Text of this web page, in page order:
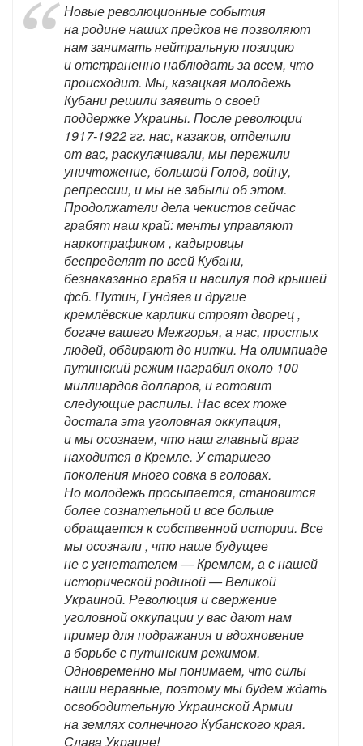
Новые революционные события
на родине наших предков не позволяют
нам занимать нейтральную позицию
и отстраненно наблюдать за всем, что
происходит. Мы, казацкая молодежь
Кубани решили заявить о своей
поддержке Украины. После революции
1917-1922 гг. нас, казаков, отделили
от вас, раскулачивали, мы пережили
уничтожение, большой Голод, войну,
репрессии, и мы не забыли об этом.
Продолжатели дела чекистов сейчас
грабят наш край: менты управляют
наркотрафиком , кадыровцы
беспределят по всей Кубани,
безнаказанно грабя и насилуя под крышей
фсб. Путин, Гундяев и другие
кремлёвские карлики строят дворец ,
богаче вашего Межгорья, а нас, простых
людей, обдирают до нитки. На олимпиаде
путинский режим награбил около 100
миллиардов долларов, и готовит
следующие распилы. Нас всех тоже
достала эта уголовная оккупация,
и мы осознаем, что наш главный враг
находится в Кремле. У старшего
поколения много совка в головах.
Но молодежь просыпается, становится
более сознательной и все больше
обращается к собственной истории. Все
мы осознали , что наше будущее
не с угнетателем — Кремлем, а с нашей
исторической родиной — Великой
Украиной. Революция и свержение
уголовной оккупации у вас дают нам
пример для подражания и вдохновение
в борьбе с путинским режимом.
Одновременно мы понимаем, что силы
наши неравные, поэтому мы будем ждать
освободительную Украинской Армии
на землях солнечного Кубанского края.
Слава Украине!